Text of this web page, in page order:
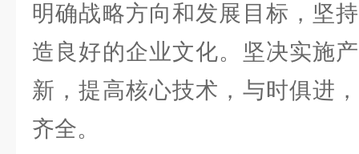
明确战略方向和发展目标，坚
造良好的企业文化。坚决实施
新，提高核心技术，与时俱进
齐全。